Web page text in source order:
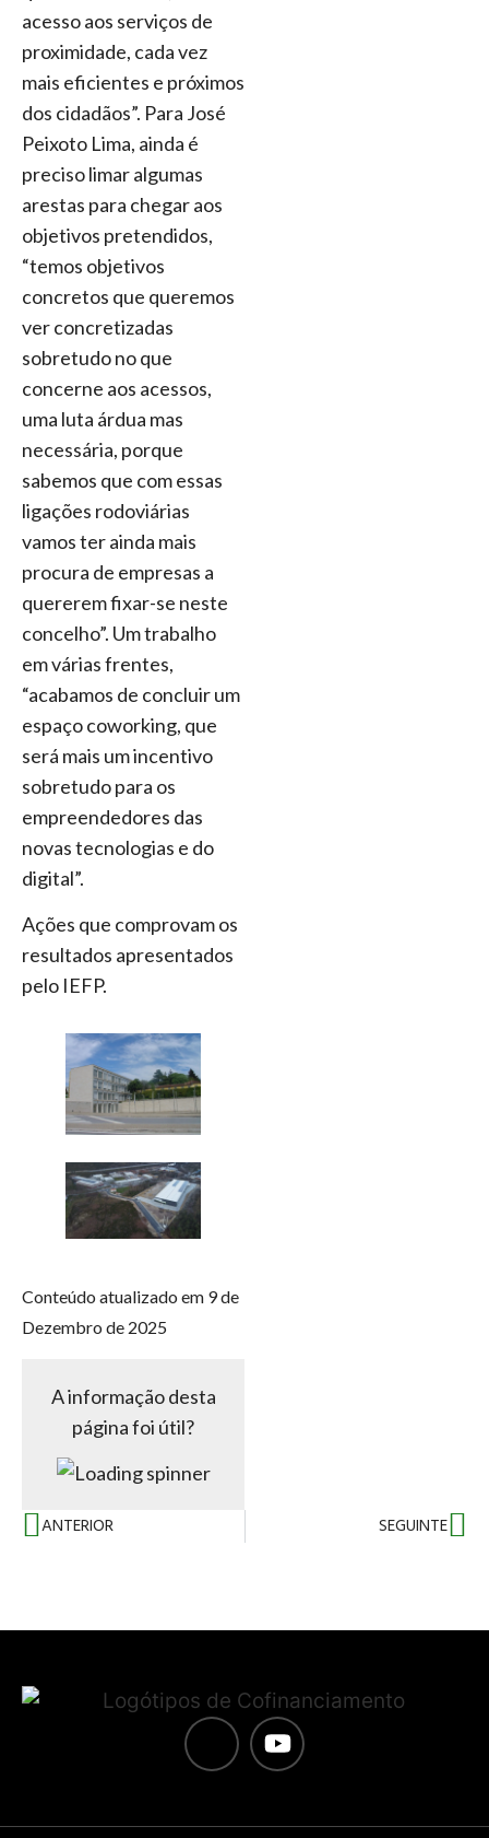
acesso aos serviços de
proximidade, cada vez
mais eficientes e próximos
dos cidadãos”. Para José
Peixoto Lima, ainda é
preciso limar algumas
arestas para chegar aos
objetivos pretendidos,
“temos objetivos
concretos que queremos
ver concretizadas
sobretudo no que
concerne aos acessos,
uma luta árdua mas
necessária, porque
sabemos que com essas
ligações rodoviárias
vamos ter ainda mais
procura de empresas a
quererem fixar-se neste
concelho”. Um trabalho
em várias frentes,
“acabamos de concluir um
espaço coworking, que
será mais um incentivo
sobretudo para os
empreendedores das
novas tecnologias e do
digital”.
Ações que comprovam os
resultados apresentados
pelo IEFP.
Conteúdo atualizado em 9 de
Dezembro de 2025
A informação desta
página foi útil?
ANTERIOR SEGUINTE